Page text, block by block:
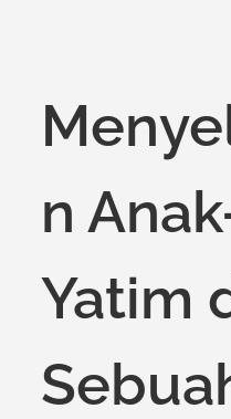
n
Yatim